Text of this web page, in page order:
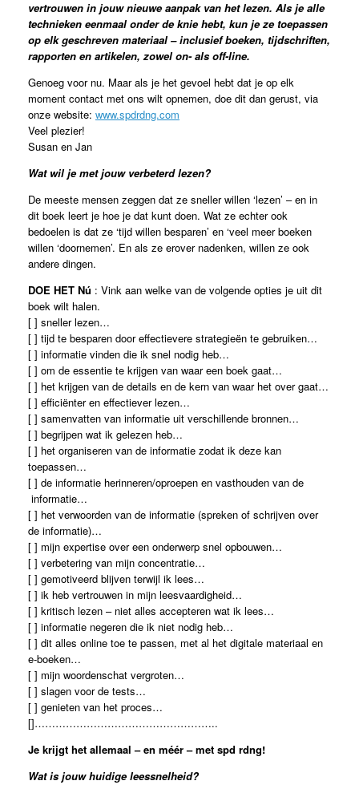
vertrouwen in jouw nieuwe aanpak van het lezen. Als je alle
technieken eenmaal onder de knie hebt, kun je ze toepassen
op elk geschreven materiaal – inclusief boeken, tijdschriften,
rapporten en artikelen, zowel on- als off-line.
Genoeg voor nu. Maar als je het gevoel hebt dat je op elk
moment contact met ons wilt opnemen, doe dit dan gerust, via
onze website: www.spdrdng.com
Veel plezier!
Susan en Jan
Wat wil je met jouw verbeterd lezen?
De meeste mensen zeggen dat ze sneller willen ‘lezen’ – en in
dit boek leert je hoe je dat kunt doen. Wat ze echter ook
bedoelen is dat ze ‘tijd willen besparen’ en ‘veel meer boeken
willen ‘doornemen’. En als ze erover nadenken, willen ze ook
andere dingen.
DOE HET Nú : Vink aan welke van de volgende opties je uit dit
boek wilt halen.
[ ] sneller lezen…
[ ] tijd te besparen door effectievere strategieën te gebruiken…
[ ] informatie vinden die ik snel nodig heb…
[ ] om de essentie te krijgen van waar een boek gaat…
[ ] het krijgen van de details en de kern van waar het over gaat…
[ ] efficiënter en effectiever lezen…
[ ] samenvatten van informatie uit verschillende bronnen…
[ ] begrijpen wat ik gelezen heb…
[ ] het organiseren van de informatie zodat ik deze kan
toepassen…
[ ] de informatie herinneren/oproepen en vasthouden van de
informatie…
[ ] het verwoorden van de informatie (spreken of schrijven over
de informatie)…
[ ] mijn expertise over een onderwerp snel opbouwen…
[ ] verbetering van mijn concentratie…
[ ] gemotiveerd blijven terwijl ik lees…
[ ] ik heb vertrouwen in mijn leesvaardigheid…
[ ] kritisch lezen – niet alles accepteren wat ik lees…
[ ] informatie negeren die ik niet nodig heb…
[ ] dit alles online toe te passen, met al het digitale materiaal en
e-boeken…
[ ] mijn woordenschat vergroten…
[ ] slagen voor de tests…
[ ] genieten van het proces…
[]……………………………………………..
Je krijgt het allemaal – en méér – met spd rdng!
Wat is jouw huidige leessnelheid?